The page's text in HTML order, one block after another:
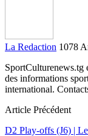
La Redaction 1078
SportCulturenews.tg
des informations
international.
Article Précédent
D2 Play-offs (J6) |